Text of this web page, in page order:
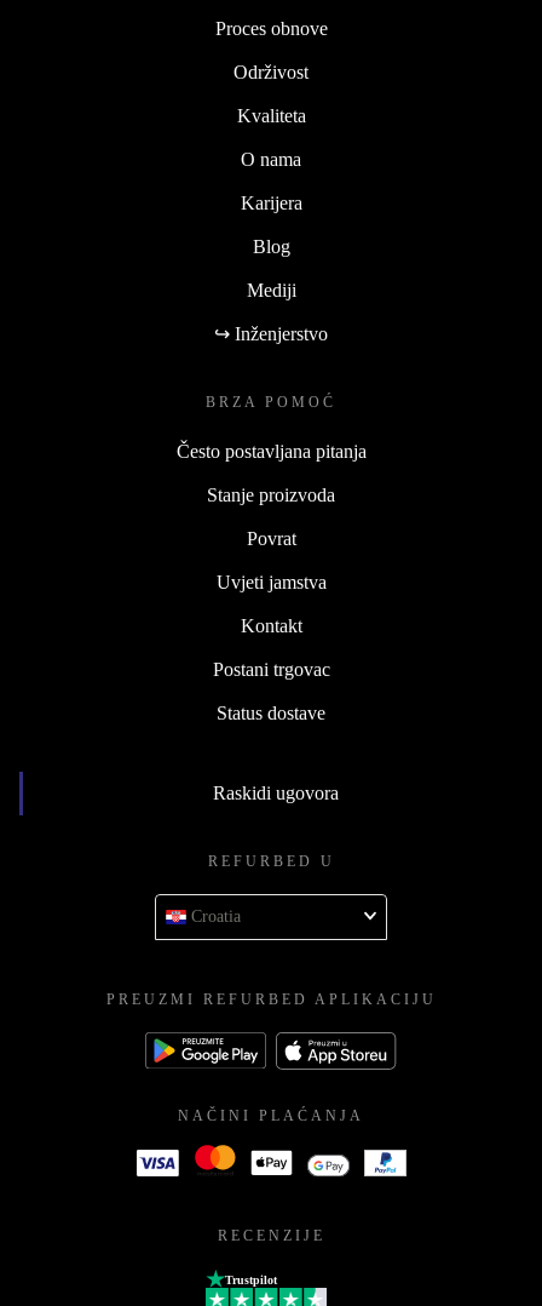
Proces obnove
Održivost
Kvaliteta
O nama
Karijera
Blog
Mediji
↪ Inženjerstvo
BRZA POMOĆ
Često postavljana pitanja
Stanje proizvoda
Povrat
Uvjeti jamstva
Kontakt
Postani trgovac
Status dostave
Raskidi ugovora
REFURBED U
Croatia
PREUZMI REFURBED APLIKACIJU
NAČINI PLAĆANJA
RECENZIJE
Trustpilot